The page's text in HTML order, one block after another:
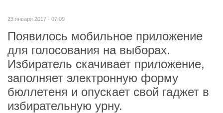
23 января 2017 - 07:09
Появилось мобильное приложение
для голосования на выборах.
Избиратель скачивает приложение,
заполняет электронную форму
бюллетеня и опускает свой гаджет в
избирательную урну.